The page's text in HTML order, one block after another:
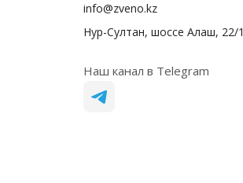
info@zveno.kz
Нур-Султан, шоссе Алаш, 22/1
Наш канал в Telegram